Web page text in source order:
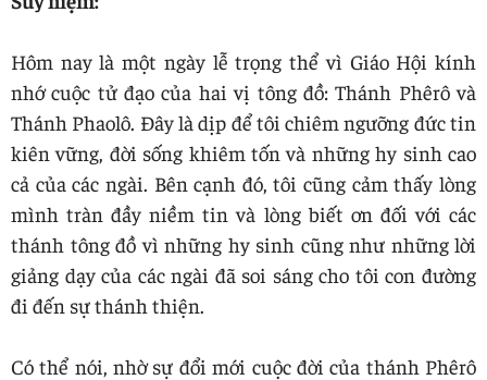
Hôm nay là một ngày lễ trọng thể vì Giáo Hội kính
nhớ cuộc tử đạo của hai vị tông đồ: Thánh Phêrô và
Thánh Phaolô. Đây là dịp để tôi chiêm ngưỡng đức tin
kiên vững, đời sống khiêm tốn và những hy sinh cao
cả của các ngài. Bên cạnh đó, tôi cũng cảm thấy lòng
mình tràn đầy niềm tin và lòng biết ơn đối với các
thánh tông đồ vì những hy sinh cũng như những lời
giảng dạy của các ngài đã soi sáng cho tôi con đường
đi đến sự thánh thiện.
Có thể nói, nhờ sự đổi mới cuộc đời của thánh Phêrô